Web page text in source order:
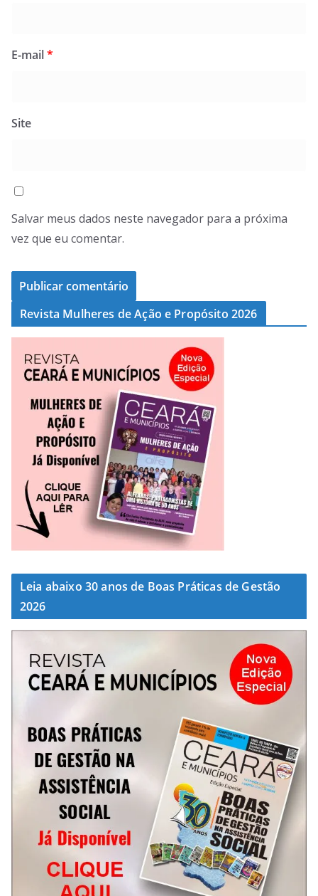
E-mail*
Site
Salvar meus dados neste navegador para a próxima
vez que eu comentar.
Revista Mulheres de Ação e Propósito 2026
Leia abaixo 30 anos de Boas Práticas de Gestão
2026